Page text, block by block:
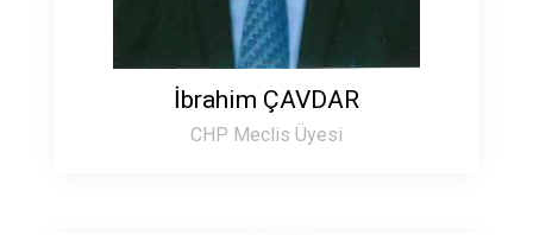
İbrahim ÇAVDAR
CHP Meclis Üyesi